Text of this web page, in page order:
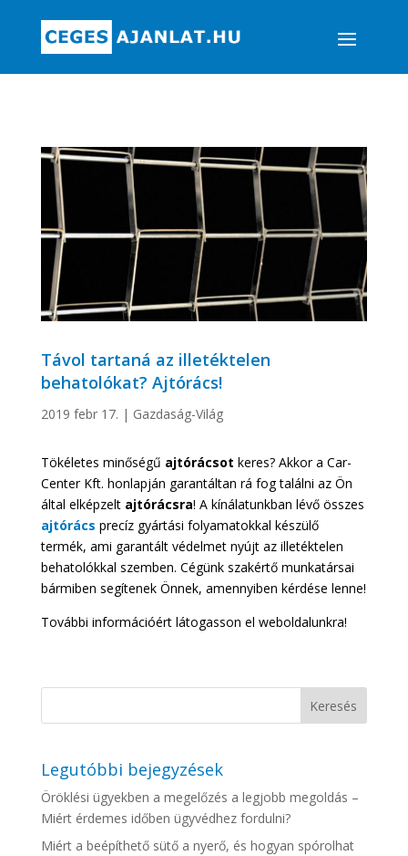
Távol tartaná az illetéktelen
behatolókat? Ajtórács!
2019 febr 17. | Gazdaság-Világ
Tökéletes minőségű ajtórácsot keres? Akkor a Car-
Center Kft. honlapján garantáltan rá fog találni az Ön
által elképzelt ajtórácsra! A kínálatunkban lévő összes
ajtórács precíz gyártási folyamatokkal készülő
termék, ami garantált védelmet nyújt az illetéktelen
behatolókkal szemben. Cégünk szakértő munkatársai
bármiben segítenek Önnek, amennyiben kérdése lenne!
További információért látogasson el weboldalunkra!
Legutóbbi bejegyzések
Öröklési ügyekben a megelőzés a legjobb megoldás –
Miért érdemes időben ügyvédhez fordulni?
Miért a beépíthető sütő a nyerő, és hogyan spórolhat